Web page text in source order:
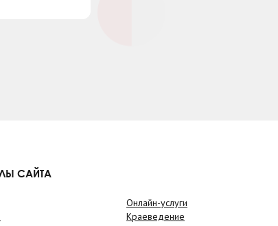
САЙТА
Онлайн-услуги
Краеведение